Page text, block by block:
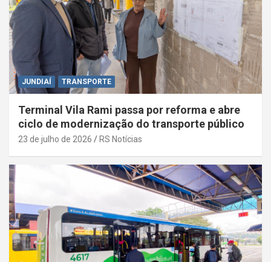
JUNDIAÍ TRANSPORTE
Terminal Vila Rami passa por reforma e abre
ciclo de modernização do transporte público
23 de julho de 2026 RS Notícias